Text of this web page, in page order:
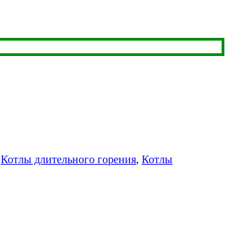
Котлы длительного горения, Котлы